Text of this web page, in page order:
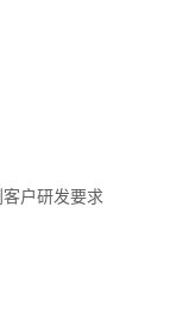
户研发要求